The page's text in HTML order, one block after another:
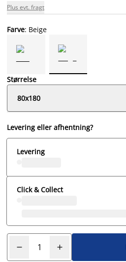
Plus evt. fragt
Farve: Beige
Størrelse
80x180
Levering eller afhentning?
Levering
Click & Collect